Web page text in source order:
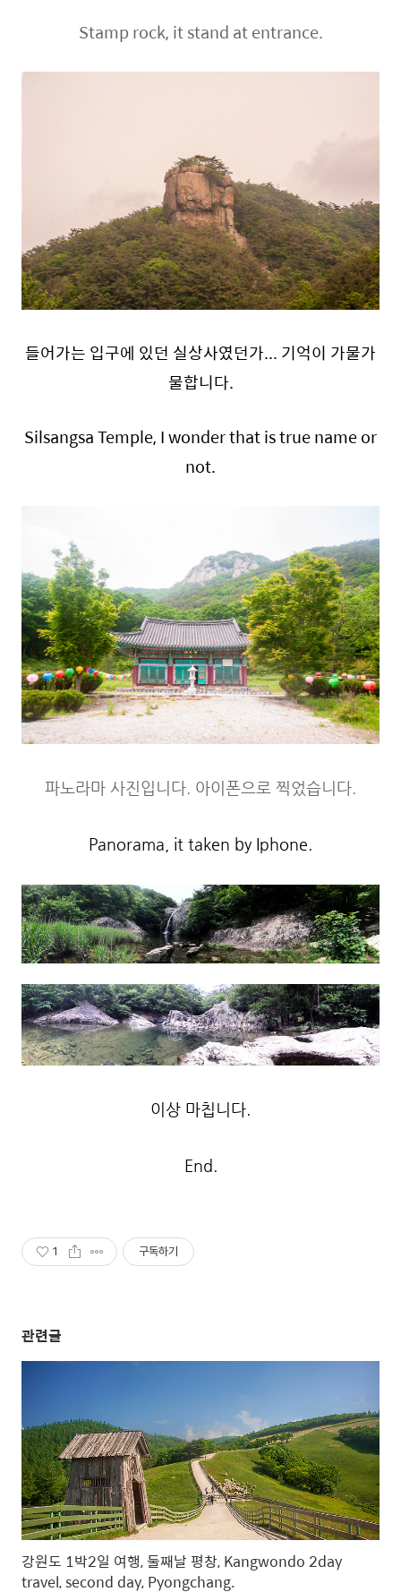
Stamp rock, it stand at entrance.
들어가는 입구에 있던 실상사였던가... 기억이 가물가
물합니다.
Silsangsa Temple, I wonder that is true name or
not.
파노라마 사진입니다. 아이폰으로 찍었습니다.
Panorama, it taken by Iphone.
이상 마칩니다.
End.
1 구독하기
관련글
강원도 1박2일 여행, 둘째날 평창, Kangwondo 2day
travel, second day, Pyongchang.